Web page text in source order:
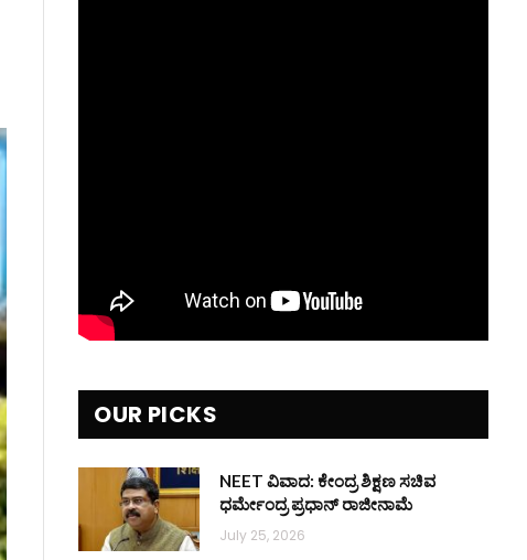
OUR PICKS
NEET ವಿವಾದ: ಕೇಂದ್ರ ಶಿಕ್ಷಣ ಸಚಿವ
ಧರ್ಮೇಂದ್ರ ಪ್ರಧಾನ್ ರಾಜೀನಾಮೆ
July 25, 2026